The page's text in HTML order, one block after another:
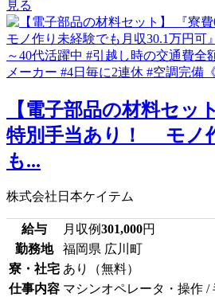
見る
【電子部品の材料セッ
特別手当あり！ モノ
も...
株式会社日本ケイテム
給与 月収例301,000円
勤務地
福岡県 広川町
寮・社宅 あり（無料）
仕事内容 マシンオペレータ・操作 /